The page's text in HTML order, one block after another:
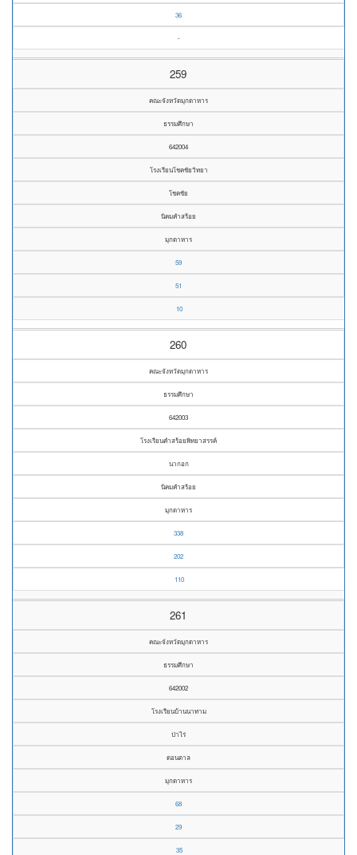
36
-
259
คณะจังหวัดมุกดาหาร
ธรรมศึกษา
642004
โรงเรียนโชคชัยวิทยา
โชคชัย
นิคมคำสร้อย
มุกดาหาร
59
51
10
260
คณะจังหวัดมุกดาหาร
ธรรมศึกษา
642003
โรงเรียนคำสร้อยพิทยาสรรค์
นากอก
นิคมคำสร้อย
มุกดาหาร
338
202
110
261
คณะจังหวัดมุกดาหาร
ธรรมศึกษา
642002
โรงเรียนบ้านนาทาม
ป่าไร่
ดอนตาล
มุกดาหาร
68
29
35